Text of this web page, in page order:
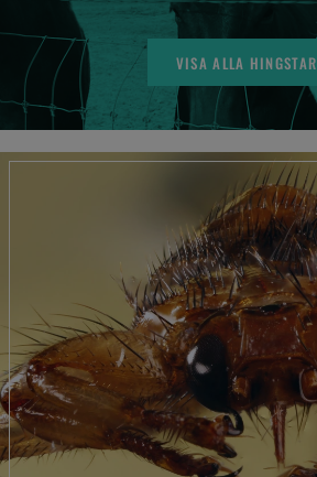
VISA ALLA HINGSTAR